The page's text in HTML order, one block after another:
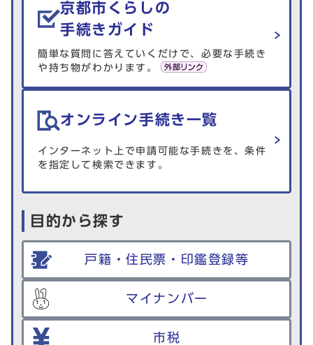
京都市くらしの
手続きガイド
簡単な質問に答えていくだけで、必要な手続き
や持ち物がわかります。
オンライン手続き一覧
インターネット上で申請可能な手続きを、条件
を指定して検索できます。
目的から探す
戸籍・住民票・印鑑登録等
マイナンバー
市税